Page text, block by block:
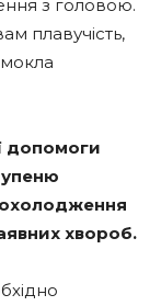
з головою.
плавучість,
допомоги
хвороб.